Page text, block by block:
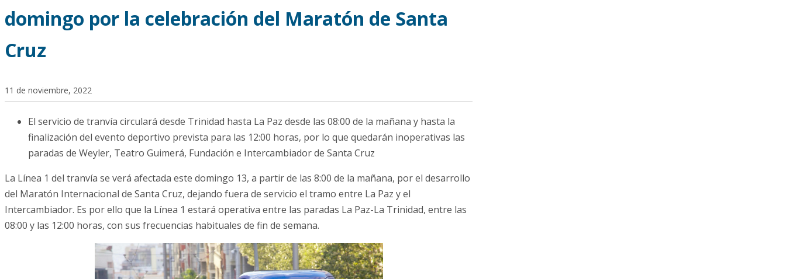
domingo por la celebración del Maratón de Santa
Cruz
11 de noviembre, 2022
El servicio de tranvía circulará desde Trinidad hasta La Paz desde las 08:00 de la mañana y hasta la
finalización del evento deportivo prevista para las 12:00 horas, por lo que quedarán inoperativas las
paradas de Weyler, Teatro Guimerá, Fundación e Intercambiador de Santa Cruz
La Línea 1 del tranvía se verá afectada este domingo 13, a partir de las 8:00 de la mañana, por el desarrollo
del Maratón Internacional de Santa Cruz, dejando fuera de servicio el tramo entre La Paz y el
Intercambiador. Es por ello que la Línea 1 estará operativa entre las paradas La Paz-La Trinidad, entre las
08:00 y las 12:00 horas, con sus frecuencias habituales de fin de semana.